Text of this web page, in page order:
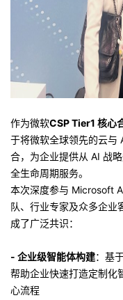
作为微软CSP Tier1 核心
于将微软全球领先的云与
合，为企业提供从 AI 战
全生命周期服务。
本次深度参与 Microsoft
队、行业专家及众多企业
成了广泛共识：
- 企业级智能体构建：基
帮助企业快速打造定制化
心流程